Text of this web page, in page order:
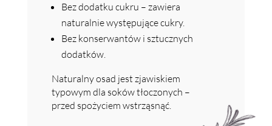
Bez dodatku cukru – zawiera
naturalnie występujące cukry.
Bez konserwantów i sztucznych
dodatków.
Naturalny osad jest zjawiskiem
typowym dla soków tłoczonych –
przed spożyciem wstrząsnąć.